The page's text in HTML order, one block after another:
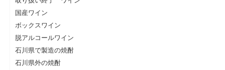
国産ワイン
ボックスワイン
脱アルコールワイン
石川県で製造の焼酎
石川県外の焼酎